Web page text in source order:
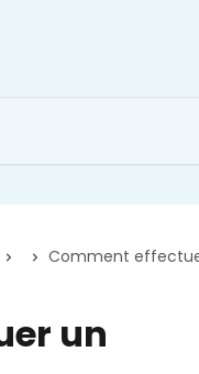
Comment
un